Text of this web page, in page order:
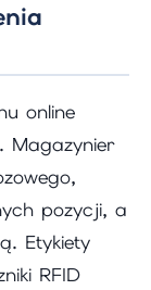
online
Magazynier
pozycji, a
Etykiety
RFID